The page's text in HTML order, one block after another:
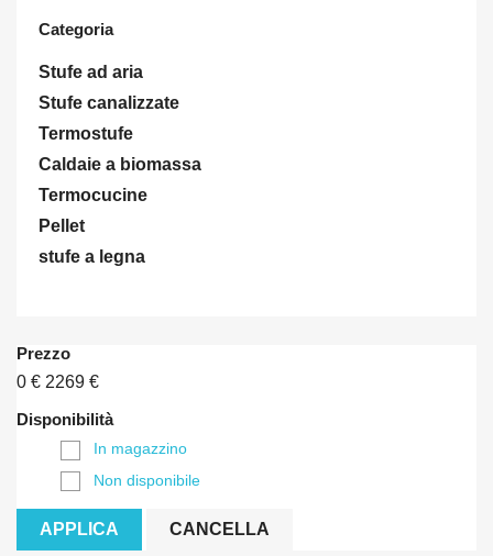
Categoria
Stufe ad aria
Stufe canalizzate
Termostufe
Caldaie a biomassa
Termocucine
Pellet
stufe a legna
Prezzo
0 € 2269 €
Disponibilità
In magazzino
Non disponibile
APPLICA CANCELLA